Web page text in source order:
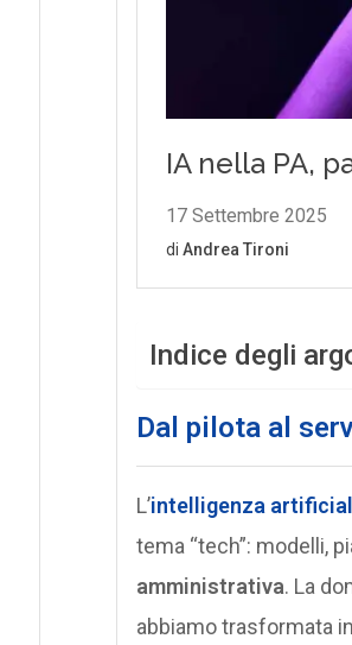
Indice degli
Dal pilota al
L’intelligenza
tema “tech”: modelli,
amministrativa. La
abbiamo trasformata in